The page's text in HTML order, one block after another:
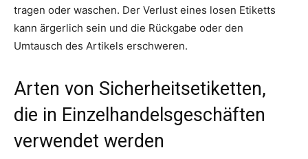
tragen oder waschen. Der Verlust eines losen Etiketts
kann ärgerlich sein und die Rückgabe oder den
Umtausch des Artikels erschweren.
Arten von Sicherheitsetiketten,
die in Einzelhandelsgeschäften
verwendet werden